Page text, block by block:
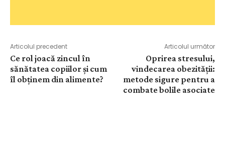
Articolul precedent
Ce rol joacă zincul în
sănătatea copiilor și cum
îl obținem din alimente?
Articolul următor
Oprirea stresului,
vindecarea obezității:
metode sigure pentru a
combate bolile asociate